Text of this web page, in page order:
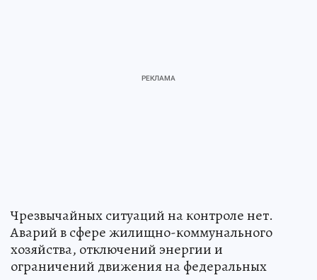
Чрезвычайных ситуаций на контроле нет.
Аварий в сфере жилищно-коммунального
хозяйства, отключений энергии и
ограничений движения на федеральных